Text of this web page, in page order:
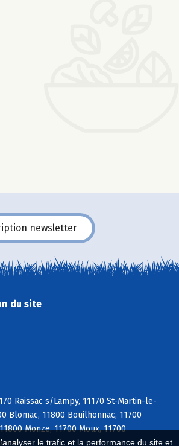
le trafic et la performance du site et
newsletter
du site
Raissac s/Lampy, 11170 St-Martin-le-
Blomac, 11800 Bouilhonnac, 11700
Monze, 11700 Moux, 11700